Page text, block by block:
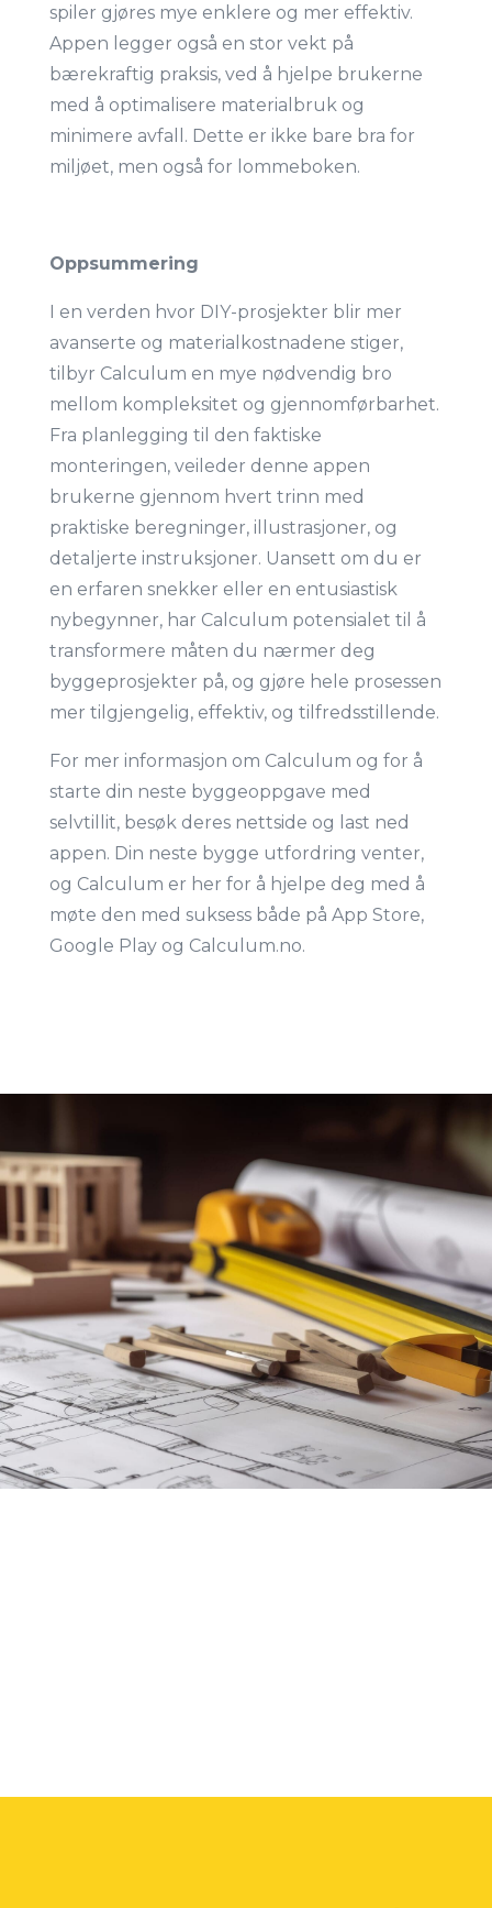
spiler gjøres mye enklere og mer effektiv.
Appen legger også en stor vekt på
bærekraftig praksis, ved å hjelpe brukerne
med å optimalisere materialbruk og
minimere avfall. Dette er ikke bare bra for
miljøet, men også for lommeboken.
Oppsummering
I en verden hvor DIY-prosjekter blir mer
avanserte og materialkostnadene stiger,
tilbyr Calculum en mye nødvendig bro
mellom kompleksitet og gjennomførbarhet.
Fra planlegging til den faktiske
monteringen, veileder denne appen
brukerne gjennom hvert trinn med
praktiske beregninger, illustrasjoner, og
detaljerte instruksjoner. Uansett om du er
en erfaren snekker eller en entusiastisk
nybegynner, har Calculum potensialet til å
transformere måten du nærmer deg
byggeprosjekter på, og gjøre hele prosessen
mer tilgjengelig, effektiv, og tilfredsstillende.
For mer informasjon om Calculum og for å
starte din neste byggeoppgave med
selvtillit, besøk deres nettside og last ned
appen. Din neste bygge utfordring venter,
og Calculum er her for å hjelpe deg med å
møte den med suksess både på App Store,
Google Play og Calculum.no.